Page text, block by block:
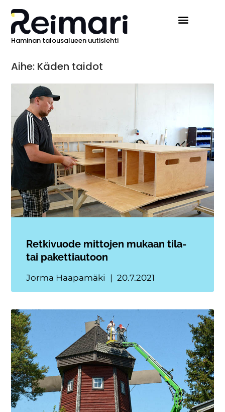
Haminan talousalueen uutislehti
Aihe: Käden taidot
Retkivuode mittojen mukaan tila-
tai pakettiautoon
Jorma Haapamäki 20.7.2021